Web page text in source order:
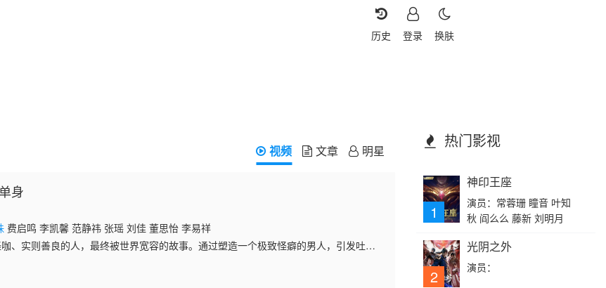
换肤
登录
历史
视频 文章 明星
身
费启鸣 李凯馨 范静祎 张瑶 刘佳 董思怡 李易祥
、实则善良的人，最终被世界宽容的故事。通过塑造一个极致怪癖的男人，引发吐
，带来有关人与世界的思考。热爱生活的男人年至不惑，却宣称“不婚”，是众星拱月的
不
热门影视
1
神印王座
演员：常蓉珊 瞳音 叶知
秋 阎么么 藤新 刘明月
2
光阴之外
演员：